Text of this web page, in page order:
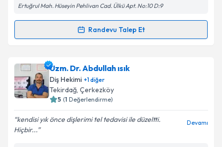
Ertuğrul Mah. Hüseyin Pehlivan Cad. Ülkü Apt. No:10 D:9
Randevu Talep Et
Randevu Takvimi Talebi
Uzm. Dr. Alev Solakiçin randevu takvimi talebi
oluşturun. Size bu uzmandan randevu almanız için bir
takvim hazırlandığında e-posta ile bilgilendireceğiz.
Uzm. Dr. Abdullah ısık
Diş Hekimi +1diğer
Tekirdağ, Çerkezköy
5 (1 Değerlendirme)
kendisi yık önce dişlerimi tel tedavisi ile düzeltti.
Hiçbir...
Devamı